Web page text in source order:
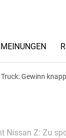
MEINUNGEN
Truck: Gewinn
Nissan Z: Zu